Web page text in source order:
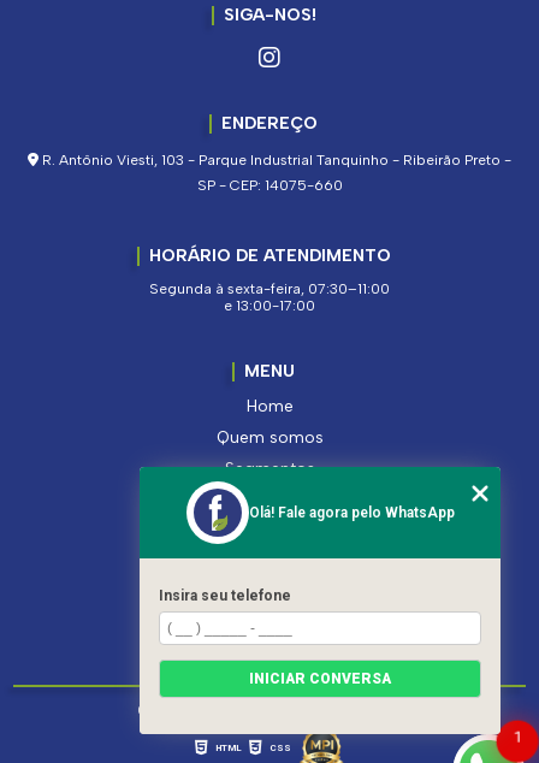
SIGA-NOS!
ENDEREÇO
R. Antônio Viesti, 103 - Parque Industrial Tanquinho - Ribeirão Preto -
SP - CEP: 14075-660
HORÁRIO DE ATENDIMENTO
Segunda à sexta-feira, 07:30–11:00
e 13:00-17:00
MENU
Home
Quem somos
Segmentos
Serviços
Produtos
Contato
Categorias
Mapa do site
Copyright © Ferroleto. (Lei 9610 de 19/02/1998)
HTML CSS
1
Olá! Fale agora pelo WhatsApp
Insira seu telefone
INICIAR CONVERSA